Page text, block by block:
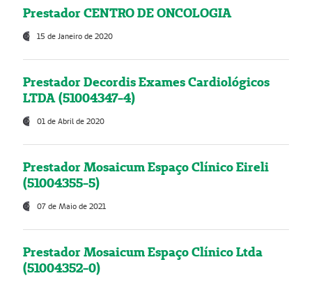
Prestador CENTRO DE ONCOLOGIA
15 de Janeiro de 2020
Prestador Decordis Exames Cardiológicos
LTDA (51004347-4)
01 de Abril de 2020
Prestador Mosaicum Espaço Clínico Eireli
(51004355-5)
07 de Maio de 2021
Prestador Mosaicum Espaço Clínico Ltda
(51004352-0)